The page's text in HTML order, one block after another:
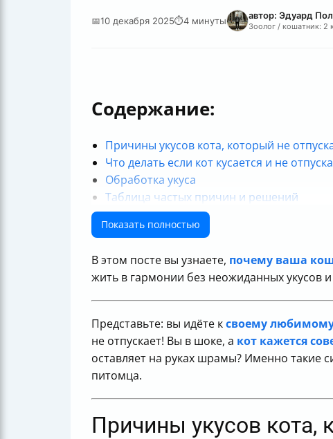
📅10 декабря 2025⏱4 минуты автор: Эдуард
Зоолог / кошатник: 2
Содержание:
Причины укусов кота, который не
Что делать если кот кусается и не
Обработка укуса
Таблица частых причин и решений
Показать полностью
В этом посте вы узнаете, почему ваша
жить в гармонии без неожиданных укусов
Представьте: вы идёте ксвоему
не отпускает! Вы в шоке, а кот кажется
оставляет на руках шрамы? Именно такие
питомца.
Причины укусов кота,